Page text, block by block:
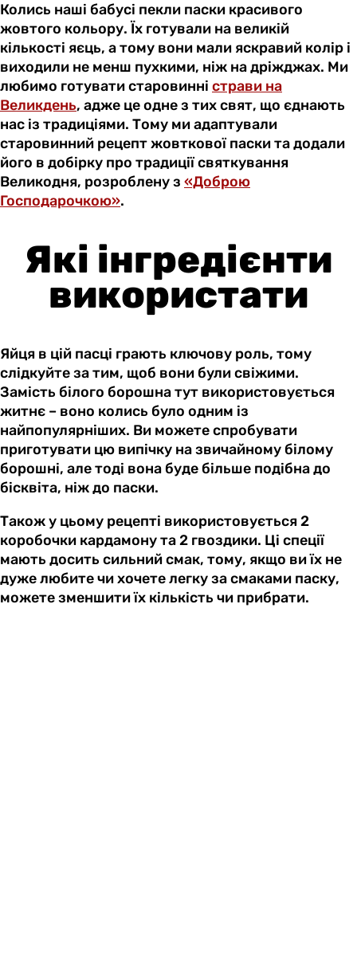
Колись наші бабусі пекли паски красивого
жовтого кольору. Їх готували на великій
кількості яєць, а тому вони мали яскравий колір і
виходили не менш пухкими, ніж на дріжджах. Ми
любимо готувати старовинні страви на
Великдень, адже це одне з тих свят, що єднають
нас із традиціями. Тому ми адаптували
старовинний рецепт жовткової паски та додали
його в добірку про традиції святкування
Великодня, розроблену з «Доброю
Господарочкою».
Які інгредієнти
використати
Яйця в цій пасці грають ключову роль, тому
слідкуйте за тим, щоб вони були свіжими.
Замість білого борошна тут використовується
житнє – воно колись було одним із
найпопулярніших. Ви можете спробувати
приготувати цю випічку на звичайному білому
борошні, але тоді вона буде більше подібна до
бісквіта, ніж до паски.
Також у цьому рецепті використовується 2
коробочки кардамону та 2 гвоздики. Ці спеції
мають досить сильний смак, тому, якщо ви їх не
дуже любите чи хочете легку за смаками паску,
можете зменшити їх кількість чи прибрати.